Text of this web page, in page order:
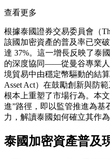
查看更多
根據泰國證券交易委員會（
該國加密資產的普及率已突
達 37%。這一增長反映了泰
的深度協同——從曼谷專業人
境貿易中由穩定幣驅動的結
Asset Act）在鼓勵創新與防
根本上重塑了市場行為。本
進”路徑，即以監管推進為基
力，解讀泰國如何確立其作
泰國加密資產普及